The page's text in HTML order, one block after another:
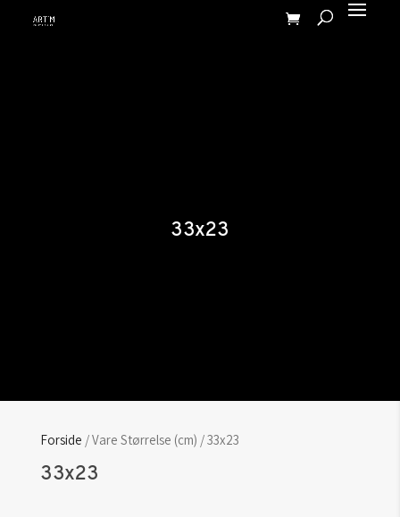
33x23
Forside / Vare Størrelse (cm) / 33x23
33x23